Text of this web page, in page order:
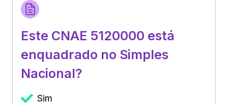
Este CNAE 5120000 está
enquadrado no Simples
Nacional?
Sim